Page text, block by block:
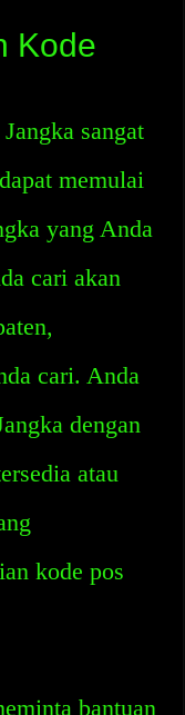
Kode
sangat
memulai
yang Anda
cari akan
cari. Anda
dengan
atau
kode pos
bantuan